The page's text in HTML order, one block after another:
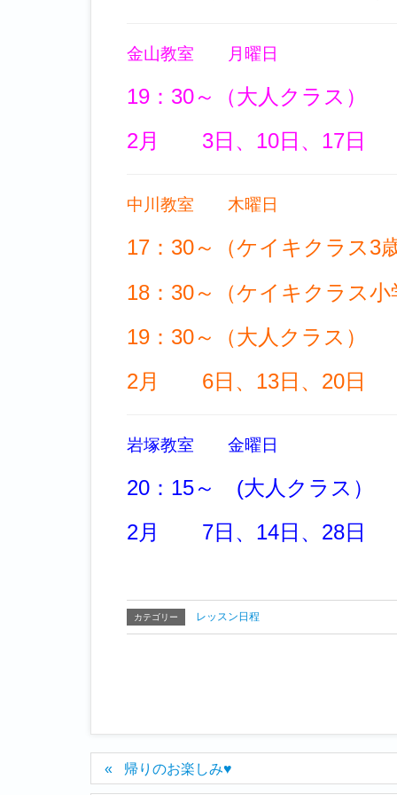
金山教室 月曜日
19：30～（大人クラス）
2月 3日、10日、17日
中川教室 木曜日
17：30～（ケイキクラス3歳
18：30～（ケイキクラス小
19：30～（大人クラス）
2月 6日、13日、20日
岩塚教室 金曜日
20：15～ (大人クラス）
2月 7日、14日、28日
カテゴリー レッスン日程
帰りのお楽しみ♥